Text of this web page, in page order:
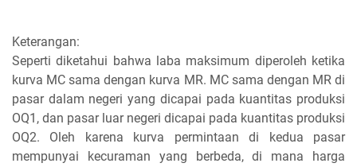
Keterangan:
Seperti diketahui bahwa laba maksimum diperoleh ketika
kurva MC sama dengan kurva MR. MC sama dengan MR di
pasar dalam negeri yang dicapai pada kuantitas produksi
OQ1, dan pasar luar negeri dicapai pada kuantitas produksi
OQ2. Oleh karena kurva permintaan di kedua pasar
mempunyai kecuraman yang berbeda, di mana harga